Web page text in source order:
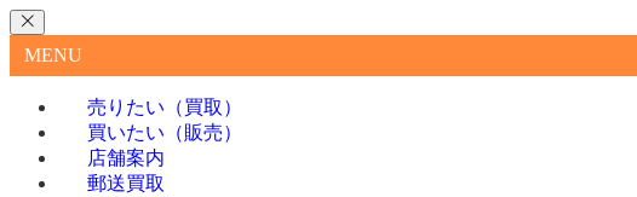
MENU
売りたい（買取）
買いたい（販売）
店舗案内
郵送買取